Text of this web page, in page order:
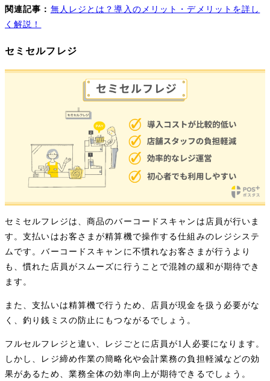
関連記事： 無人レジとは？導入のメリット・デメリットを詳し
く解説！
セミセルフレジ
セミセルフレジは、商品のバーコードスキャンは店員が行いま
す。支払いはお客さまが精算機で操作する仕組みのレジシステ
ムです。バーコードスキャンに不慣れなお客さまが行うより
も、慣れた店員がスムーズに行うことで混雑の緩和が期待でき
ます。
また、支払いは精算機で行うため、店員が現金を扱う必要がな
く、釣り銭ミスの防止にもつながるでしょう。
フルセルフレジと違い、レジごとに店員が1人必要になります。
しかし、レジ締め作業の簡略化や会計業務の負担軽減などの効
果があるため、業務全体の効率向上が期待できるでしょう。